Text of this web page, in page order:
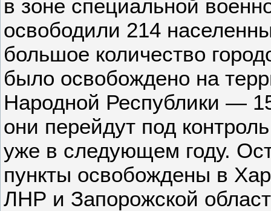
в зоне специальной
освободили 214
большое количество
было освобождено на
Народной Республики —
они перейдут под
уже в следующем году.
пункты освобождены в
ЛНР и Запорожской